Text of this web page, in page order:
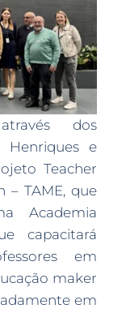
dos
Henriques e
Teacher
– TAME, que
Academia
capacitará
em
maker
em